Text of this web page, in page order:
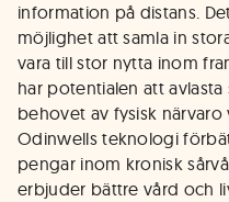
information på distans.
möjlighet att samla in
vara till stor nytta inom
har potentialen att
behovet av fysisk närvaro
Odinwells teknologi
pengar inom kronisk
erbjuder bättre vård och